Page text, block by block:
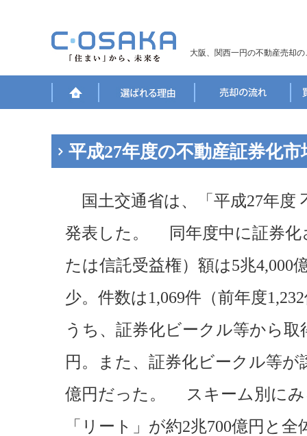
大阪、関西一円の不動産売却
平成27年度の不動産証券化市
国土交通省は、「平成27年度
発表した。 同年度中に証券化
たは信託受益権）額は5兆4,000
少。件数は1,069件（前年度
うち、証券化ビークル等から取
円。また、証券化ビークル等が
億円だった。 スキーム別にみ
「リート」が約2兆700億円と